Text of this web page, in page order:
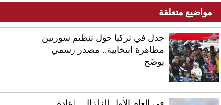
مواضيع متعلقة
جدل في تركيا حول تنظيم سوريين
مظاهرة انتخابية.. مصدر رسمي
يوضّح